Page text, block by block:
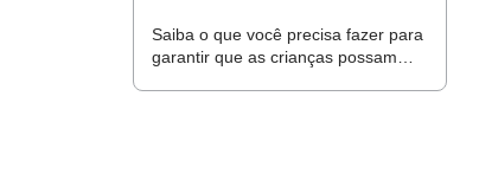
Saiba o que você precisa fazer para
garantir que as crianças possam